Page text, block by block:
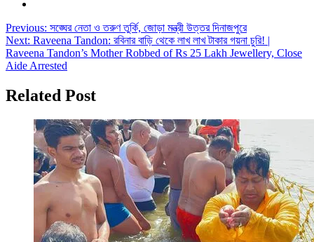
Post
navigation
Previous: সঙ্ঘের নেতা ও তরুণ তুর্কি, জোড়া মন্ত্রী উত্তর দিনাজপুরে
Next: Raveena Tandon: রবিনার বাড়ি থেকে লাখ লাখ টাকার গয়না চুরি! |
Raveena Tandon’s Mother Robbed of Rs 25 Lakh Jewellery, Close
Aide Arrested
Related Post